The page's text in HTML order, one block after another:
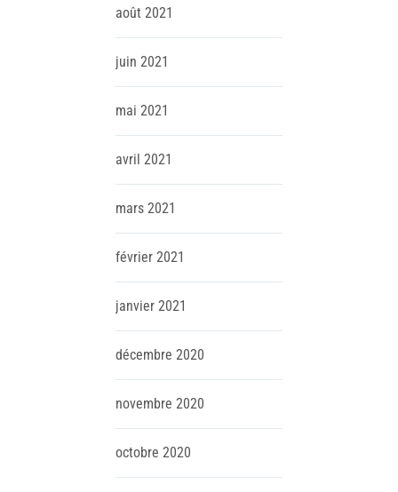
août 2021
juin 2021
mai 2021
avril 2021
mars 2021
février 2021
janvier 2021
décembre 2020
novembre 2020
octobre 2020